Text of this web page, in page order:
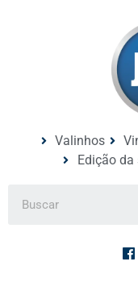
Valinhos
Edição da